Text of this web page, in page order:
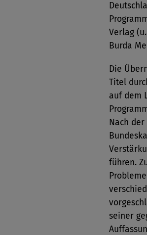
Verlag
Burda
Die
Titel
auf dem
Nach
führen.
seiner